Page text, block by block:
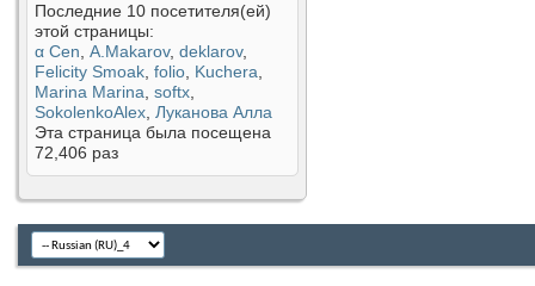
Последние 10 посетителя(ей)
этой страницы:
α Cen, A.Makarov, deklarov,
Felicity Smoak, folio, Kuchera,
Marina Marina, softx,
SokolenkoAlex, Луканова Алла
Эта страница была посещена
72,406 раз